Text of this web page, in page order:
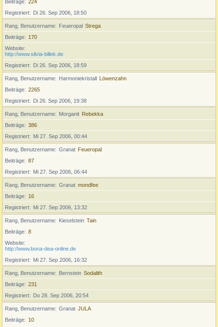
Beiträge
224
Registriert
Di 26. Sep 2006, 18:50
Rang, Benutzername Feueropal Strega
Beiträge
170
Website
http://www.silvia-billek.de
Registriert
Di 26. Sep 2006, 18:59
Rang, Benutzername Harmoniekristall Löwenzahn
Beiträge
2265
Registriert
Di 26. Sep 2006, 19:38
Rang, Benutzername Morganit Rebekka
Beiträge
386
Registriert
Mi 27. Sep 2006, 00:44
Rang, Benutzername Granat Feueropal
Beiträge
87
Registriert
Mi 27. Sep 2006, 06:44
Rang, Benutzername Granat mondfee
Beiträge
16
Registriert
Mi 27. Sep 2006, 13:32
Rang, Benutzername Kieselstein Tain
Beiträge
8
Website
http://www.bona-dea-online.de
Registriert
Mi 27. Sep 2006, 16:32
Rang, Benutzername Bernstein Sodalith
Beiträge
231
Registriert
Do 28. Sep 2006, 20:54
Rang, Benutzername Granat JULA
Beiträge
10